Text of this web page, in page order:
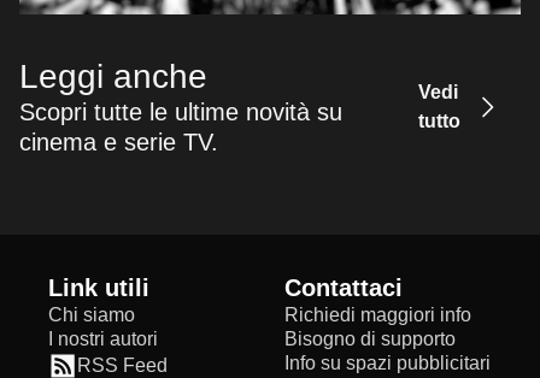
Leggi anche
Scopri tutte le ultime novità su
cinema e serie TV.
Vedi
tutto
Link utili
Chi siamo
I nostri autori
RSS Feed
Contattaci
Richiedi maggiori info
Bisogno di supporto
Info su spazi pubblicitari